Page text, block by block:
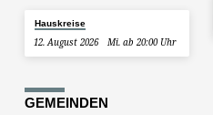
Hauskreise
12. August 2026 Mi. ab 20:00 Uhr
GEMEINDEN